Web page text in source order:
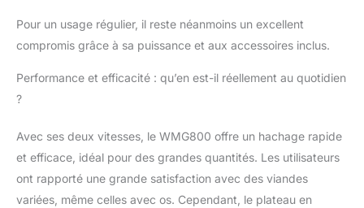
besoins de préparation
de viande.
COMPLETS : Les
saucisses et les
accessoires à kebbés,
ajoutent une
polyvalence à l'appareil
Pour un usage régulier, il reste néanmoins un excellent
compromis grâce à sa puissance et aux accessoires inclus.
Performance et efficacité : qu’en est-il réellement au quotidien
?
Avec ses deux vitesses, le WMG800 offre un hachage rapide
et efficace, idéal pour des grandes quantités. Les utilisateurs
ont rapporté une grande satisfaction avec des viandes
variées, même celles avec os. Cependant, le plateau en